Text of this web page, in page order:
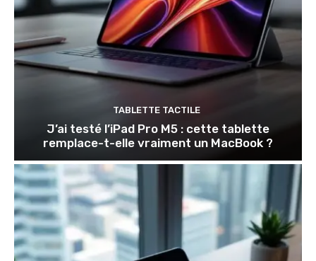
TABLETTE TACTILE
J’ai testé l’iPad Pro M5 : cette tablette
remplace-t-elle vraiment un MacBook ?